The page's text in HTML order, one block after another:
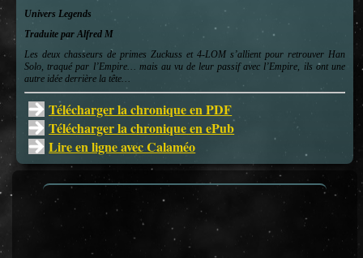
UniversLegends
Traduite par Alfred M
Les deux chasseurs de primes Zuckuss et 4-LOM s’allient pour retrouver Han
Solo, traqué par l’Empire… mais au vu de leur passif avec l’Empire, ils ont une
autre idée derrière la tête…
Télécharger la chronique en PDF
Télécharger la chronique en ePub
Lire en ligne avec Calaméo